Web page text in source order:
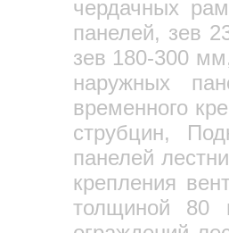
чердачных
панелей, зев
зев 180-300
наружных
временного
струбцин,
панелей
крепления
толщиной 80